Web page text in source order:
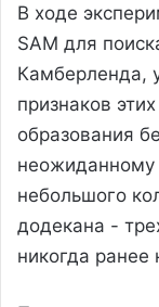
В ходе
SAM для
Камберленда,
признаков
образования
неожиданному
небольшого
додекана -
никогда